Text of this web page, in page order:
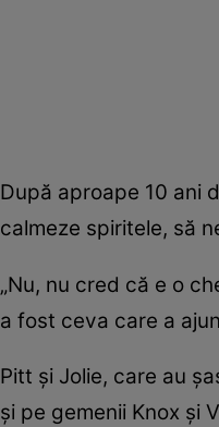
După aproape 10 ani
calmeze spiritele, să
„Nu, nu cred că e o
a fost ceva care a
Pitt și Jolie, care au
și pe gemenii Knox și